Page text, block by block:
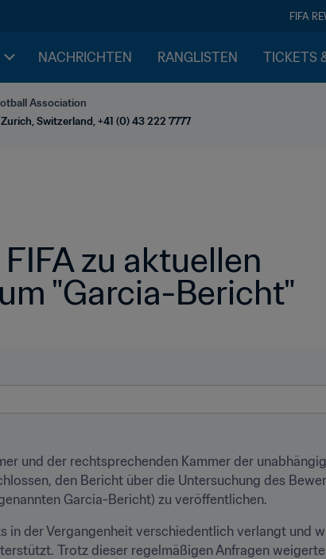
FIFA
NACHRICHTEN RANGLISTEN TICKETS
Association
Switzerland, +41 (0) 43 222 7777
zu aktuellen
"Garcia-Bericht"
und der rechtsprechenden Kammer der
den Bericht über die Untersuchung des
Garcia-Bericht) zu veröffentlichen.
in der Vergangenheit verschiedentlich verlangt und
Trotz dieser regelmäßigen Anfragen